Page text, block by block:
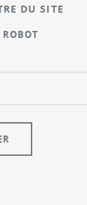
DU SITE
ROBOT